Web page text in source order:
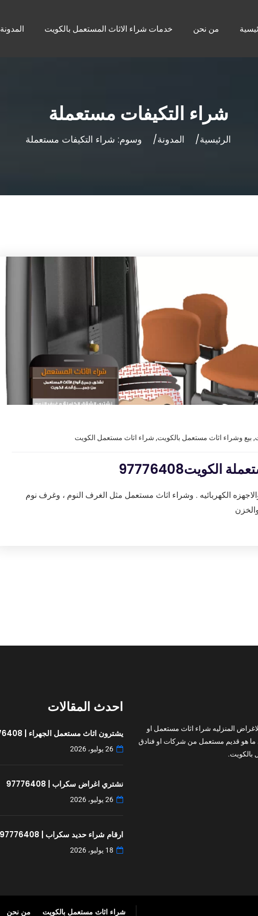
من نحن خدمات شراء الاثاث المستعمل بالكويت المدونة
شراء التكيفات مستعملة
الرئيسية المدونة وسوم: شراء التكيفات مستعملة
, بيع وشراء اثاث مستعمل بالكويت, شراء اثاث مستعمل الكويت
الكهربائيه . وشراء اثاث مستعمل مثل الغرف النوم ، وغرف نوم
المنزليه شراء اثاث مستعمل او
هو قديم مستعمل من شركات او فنادق
احدث المقالات
يشترون اثاث مستعمل الجهراء | 97776408
26 يوليو، 2026
نشتري اغراض سكراب | 97776408
26 يوليو، 2026
ارقام شراء حديد سكراب | 97776408
18 يوليو، 2026
شراء اثاث مستعمل بالكويت من نحن